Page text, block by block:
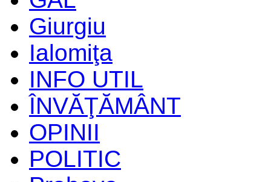
Giurgiu
Ialomiţa
INFO UTIL
ÎNVĂŢĂMÂNT
OPINII
POLITIC